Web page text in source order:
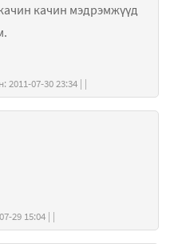
качин мэдрэмжүүд
хэзээ бичсэн: 2011-07-30 23:34 | |
хэзээ бичсэн: 2011-07-29 15:04 | |